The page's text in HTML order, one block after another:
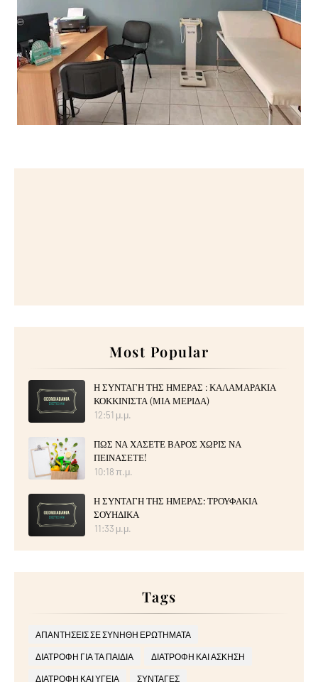
Most Popular
Η ΣΥΝΤΑΓΗ ΤΗΣ ΗΜΕΡΑΣ : ΚΑΛΑΜΑΡΑΚΙΑ
ΚΟΚΚΙΝΙΣΤΑ (ΜΙΑ ΜΕΡΙΔΑ)
12:51 μ.μ.
ΠΩΣ ΝΑ ΧΑΣΕΤΕ ΒΑΡΟΣ ΧΩΡΙΣ ΝΑ
ΠΕΙΝΑΣΕΤΕ!
10:18 π.μ.
Η ΣΥΝΤΑΓΗ ΤΗΣ ΗΜΕΡΑΣ: ΤΡΟΥΦΑΚΙΑ
ΣΟΥΗΔΙΚΑ
11:33 μ.μ.
Tags
ΑΠΑΝΤΗΣΕΙΣ ΣΕ ΣΥΝΗΘΗ ΕΡΩΤΗΜΑΤΑ
ΔΙΑΤΡΟΦΗ ΓΙΑ ΤΑ ΠΑΙΔΙΑ ΔΙΑΤΡΟΦΗ ΚΑΙ ΑΣΚΗΣΗ
ΔΙΑΤΡΟΦΗ ΚΑΙ ΥΓΕΙΑ ΣΥΝΤΑΓΕΣ